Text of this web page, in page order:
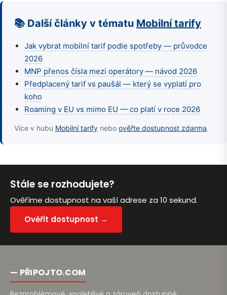
📚 Další články v tématu Mobilní tarify
Jak vybrat mobilní tarif podle spotřeby — průvodce
2026
MNP přenos čísla mezi operátory — návod 2026
Předplacený tarif vs paušál — který se vyplatí pro
koho
Roaming v EU vs mimo EU — co platí v roce 2026
Více v hubu Mobilní tarify nebo ověřte dostupnost zdarma.
Stále se rozhodujete?
Ověříme dostupnost na vaší adrese za 10 sekund.
Ověřit dostupnost →
— PŘIPOJTO.COM